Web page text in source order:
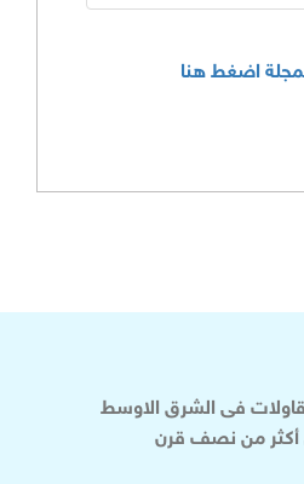
اضغط هنا
فى الشرق الاوسط
أكثر من نصف قرن